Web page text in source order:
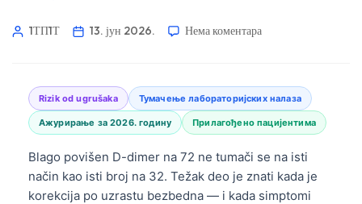
1ТП1Т 13. јун 2026. Нема коментара
Rizik od ugrušaka Тумачење лабораторијских налаза
Ажурирање за 2026. годину Прилагођено пацијентима
Blago povišen D-dimer na 72 ne tumači se na isti
način kao isti broj na 32. Težak deo je znati kada je
korekcija po uzrastu bezbedna — i kada simptomi